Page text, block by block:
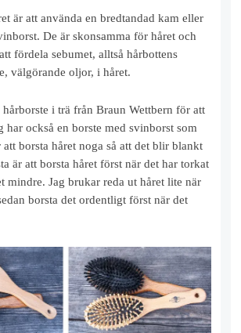
är att använda en bredtandad kam eller
De är skonsamma för håret och
fördela sebumet, alltså hårbottens
välgörande oljor, i håret.
hårborste i trä från Braun Wettbern för att
har också en borste med svinborst som
borsta håret noga så att det blir blankt
är att borsta håret först när det har torkat
mindre. Jag brukar reda ut håret lite när
borsta det ordentligt först när det